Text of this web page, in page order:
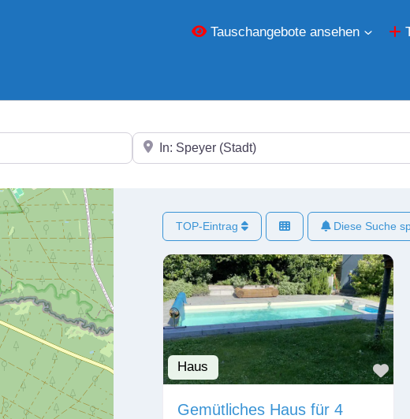
Tauschangebote ansehen
In der Nähe
TOP-Eintrag Diese Suche
Haus
Gemütliches Haus für 4